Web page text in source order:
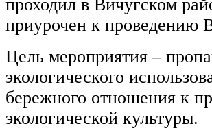
проходил в Вичугском
приурочен к проведению
Цель мероприятия –
экологического
бережного отношения к
экологической культуры.